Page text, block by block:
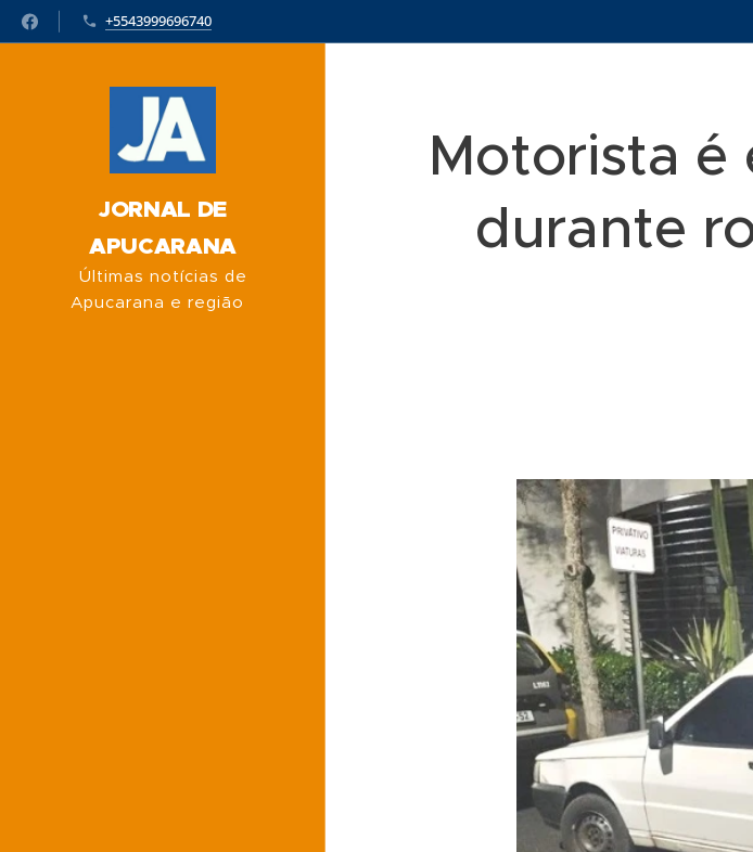
+5543999696740
JORNAL DE
APUCARANA
Últimas notícias de
Apucarana e região
Motorista é
durante